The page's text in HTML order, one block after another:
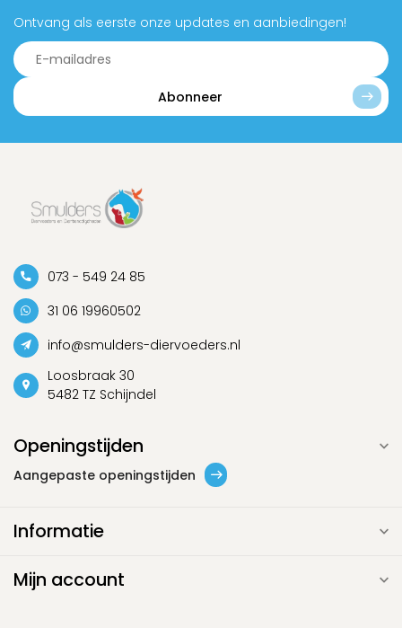
Ontvang als eerste onze updates en aanbiedingen!
Abonneer
073 - 549 24 85
31 06 19960502
info@smulders-diervoeders.nl
Loosbraak 30
5482 TZ Schijndel
Openingstijden
Aangepaste openingstijden
Informatie
Mijn account